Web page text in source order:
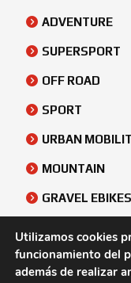
ADVENTURE
SUPERSPORT
OFF ROAD
SPORT
URBAN
MOUNTAIN
GRAVEL EBIKES
ATV & SIDE BY
Utilizamos cookies
funcionamiento del
además de realizar